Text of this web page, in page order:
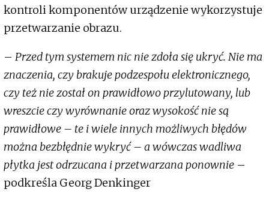
kontroli komponentów urządzenie wykorzystuje
przetwarzanie obrazu.
– Przed tym systemem nic nie zdoła się ukryć. Nie ma
znaczenia, czy brakuje podzespołu elektronicznego,
czy też nie został on prawidłowo przylutowany, lub
wreszcie czy wyrównanie oraz wysokość nie są
prawidłowe – te i wiele innych możliwych błędów
można bezbłędnie wykryć – a wówczas wadliwa
płytka jest odrzucana i przetwarzana ponownie –
podkreśla Georg Denkinger